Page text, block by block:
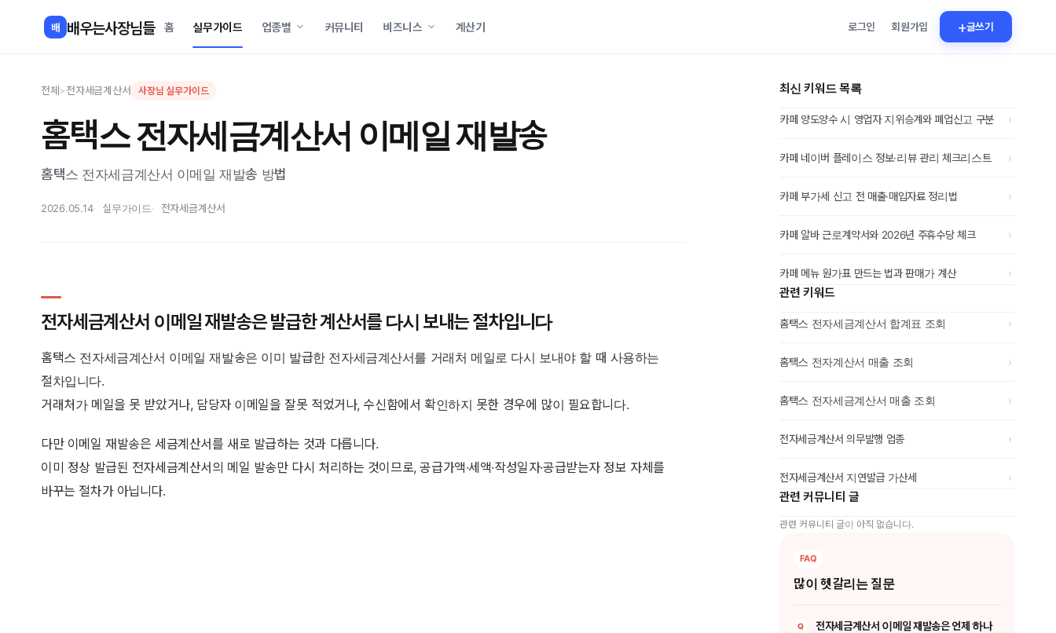
배 배우는사장님들 홈 실무가이드 업종별 커뮤니티 비즈니스 계산기 로그인 회원가입 +글쓰기
전체>전자세금계산서 사장님 실무가이드
홈택스 전자세금계산서 이메일 재발송
홈택스 전자세금계산서 이메일 재발송 방법
2026.05.14 실무가이드 전자세금계산서
전자세금계산서 이메일 재발송은 발급한 계산서를 다시 보내는 절차입니다
홈택스 전자세금계산서 이메일 재발송은 이미 발급한 전자세금계산서를 거래처 메일로 다시 보내야 할 때 사용하는
절차입니다.
거래처가 메일을 못 받았거나, 담당자 이메일을 잘못 적었거나, 수신함에서 확인하지 못한 경우에 많이 필요합니다.
다만 이메일 재발송은 세금계산서를 새로 발급하는 것과 다릅니다.
이미 정상 발급된 전자세금계산서의 메일 발송만 다시 처리하는 것이므로, 공급가액·세액·작성일자·공급받는자 정보 자체를
바꾸는 절차가 아닙니다.
최신 키워드 목록
카페 양도양수 시 영업자 지위승계와 폐업신고 구분 ›
카페 네이버 플레이스 정보·리뷰 관리 체크리스트 ›
카페 부가세 신고 전 매출·매입자료 정리법 ›
카페 알바 근로계약서와 2026년 주휴수당 체크 ›
카페 메뉴 원가표 만드는 법과 판매가 계산 ›
관련 키워드
홈택스 전자세금계산서 합계표 조회 ›
홈택스 전자계산서 매출 조회 ›
홈택스 전자세금계산서 매출 조회 ›
전자세금계산서 의무발행 업종 ›
전자세금계산서 지연발급 가산세 ›
관련 커뮤니티 글
관련 커뮤니티 글이 아직 없습니다.
많이 헷갈리는 질문
전자세금계산서 이메일 재발송은 언제 하나